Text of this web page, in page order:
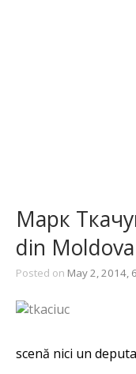
Марк
din Moldova
Posted on May 2, 2014,
scenă nici un